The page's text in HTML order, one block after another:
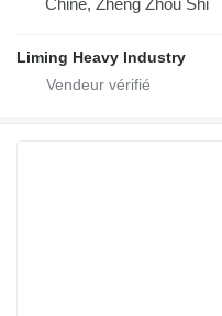
Chine, Zheng Zhou Shi
Liming Heavy Industry